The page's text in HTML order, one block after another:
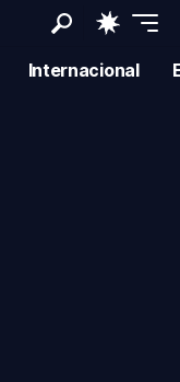
Internacional